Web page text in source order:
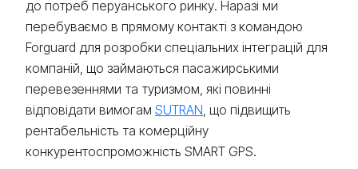
до потреб перуанського ринку. Наразі ми
перебуваємо в прямому контакті з командою
Forguard для розробки спеціальних інтеграцій для
компаній, що займаються пасажирськими
перевезеннями та туризмом, які повинні
відповідати вимогам SUTRAN , що підвищить
рентабельність та комерційну
конкурентоспроможність SMART GPS.